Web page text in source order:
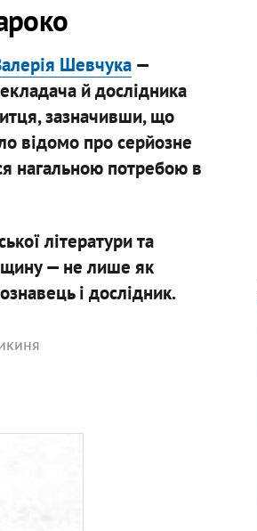
Шевчука—
й дослідника
зазначивши, що
відомо про серйозне
нагальною потребою в
літератури та
— не лише як
і дослідник.